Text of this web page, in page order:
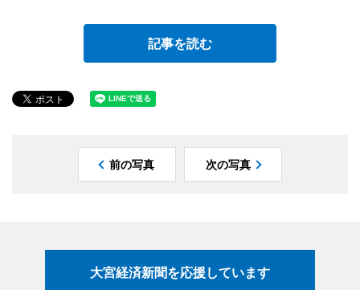
記事を読む
前の写真 次の写真
大宮経済新聞を応援しています